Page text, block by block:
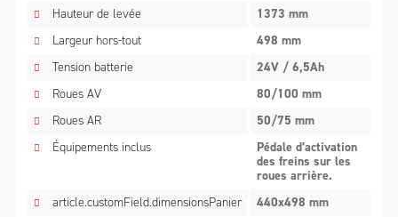
Hauteur de levée
1373 mm
Largeur hors-tout
498 mm
Tension batterie
24V / 6,5Ah
Roues AV
80/100 mm
Roues AR
50/75 mm
Équipements inclus
Pédale d’activation
des freins sur les
roues arrière.
article.customField.dimensionsPanier
440x498 mm